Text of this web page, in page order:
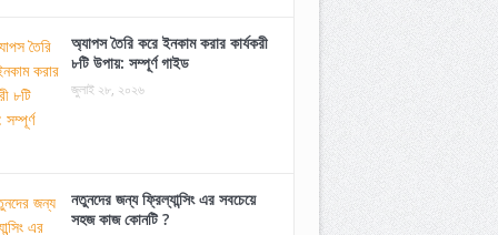
অ্যাপস তৈরি করে ইনকাম করার কার্যকরী
৮টি উপায়: সম্পূর্ণ গাইড
জুলাই ২৮, ২০২৬
নতুনদের জন্য ফ্রিল্যান্সিং এর সবচেয়ে
সহজ কাজ কোনটি ?